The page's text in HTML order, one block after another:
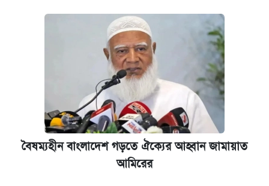
বৈষম্যহীন বাংলাদেশ গড়তে ঐক্যের আহ্বান জামায়াত
আমিরের